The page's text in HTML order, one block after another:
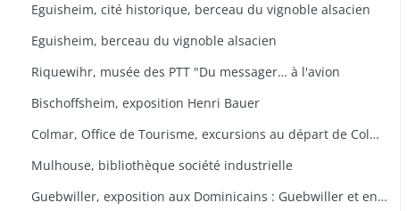
Eguisheim, cité historique, berceau du vignoble alsacien
Eguisheim, berceau du vignoble alsacien
Riquewihr, musée des PTT "Du messager… à l'avion
Bischoffsheim, exposition Henri Bauer
Colmar, Office de Tourisme, excursions au départ de Colmar
Mulhouse, bibliothèque société industrielle
Guebwiller, exposition aux Dominicains : Guebwiller et environs